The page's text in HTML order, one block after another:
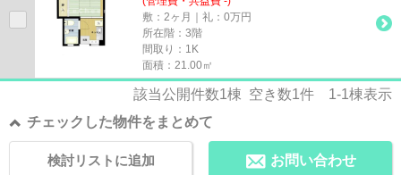
敷：2ヶ月｜礼：0万円
所在階：3階
間取り：1K
面積：21.00㎡
該当公開件数1棟 空き数1件 1-1棟表示
チェックした物件をまとめて
お問い合わせ
検討リストに追加